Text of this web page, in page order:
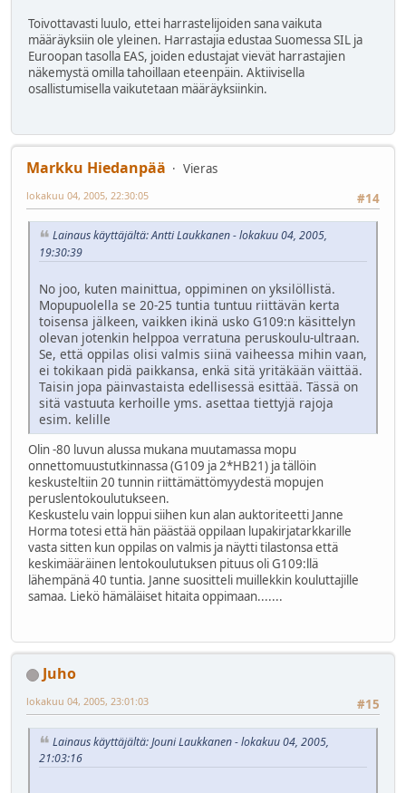
Toivottavasti luulo, ettei harrastelijoiden sana vaikuta
määräyksiin ole yleinen. Harrastajia edustaa Suomessa SIL ja
Euroopan tasolla EAS, joiden edustajat vievät harrastajien
näkemystä omilla tahoillaan eteenpäin. Aktiivisella
osallistumisella vaikutetaan määräyksiinkin.
Markku Hiedanpää
Vieras
#14
lokakuu 04, 2005, 22:30:05
Lainaus käyttäjältä: Antti Laukkanen - lokakuu 04, 2005,
19:30:39
No joo, kuten mainittua, oppiminen on yksilöllistä.
Mopupuolella se 20-25 tuntia tuntuu riittävän kerta
toisensa jälkeen, vaikken ikinä usko G109:n käsittelyn
olevan jotenkin helppoa verratuna peruskoulu-ultraan.
Se, että oppilas olisi valmis siinä vaiheessa mihin vaan,
ei tokikaan pidä paikkansa, enkä sitä yritäkään väittää.
Taisin jopa päinvastaista edellisessä esittää. Tässä on
sitä vastuuta kerhoille yms. asettaa tiettyjä rajoja
esim. kelille
Olin -80 luvun alussa mukana muutamassa mopu
onnettomuustutkinnassa (G109 ja 2*HB21) ja tällöin
keskusteltiin 20 tunnin riittämättömyydestä mopujen
peruslentokoulutukseen.
Keskustelu vain loppui siihen kun alan auktoriteetti Janne
Horma totesi että hän päästää oppilaan lupakirjatarkkarille
vasta sitten kun oppilas on valmis ja näytti tilastonsa että
keskimääräinen lentokoulutuksen pituus oli G109:llä
lähempänä 40 tuntia. Janne suositteli muillekkin kouluttajille
samaa. Liekö hämäläiset hitaita oppimaan.......
Juho
#15
lokakuu 04, 2005, 23:01:03
Lainaus käyttäjältä: Jouni Laukkanen - lokakuu 04, 2005,
21:03:16